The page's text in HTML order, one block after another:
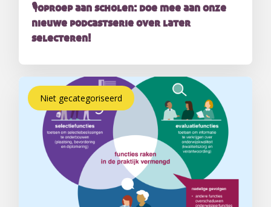
🎙️oproep aan scholen: doe mee aan onze
nieuwe podcastserie over later
selecteren!
Niet gecategoriseerd